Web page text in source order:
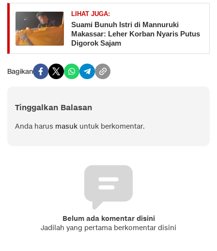
LIHAT JUGA:
Suami Bunuh Istri di Mannuruki
Makassar: Leher Korban Nyaris Putus
Digorok Sajam
Bagikan
Tinggalkan Balasan
Anda harus masuk untuk berkomentar.
Belum ada komentar disini
Jadilah yang pertama berkomentar disini